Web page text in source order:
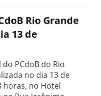
Rio Grande
13 de
PCdoB do Rio
no dia 13 de
horas, no Hotel